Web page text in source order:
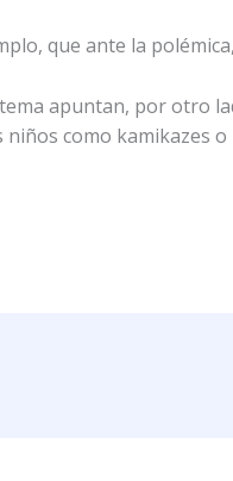
que ante la
apuntan, por otro
como kamikazes